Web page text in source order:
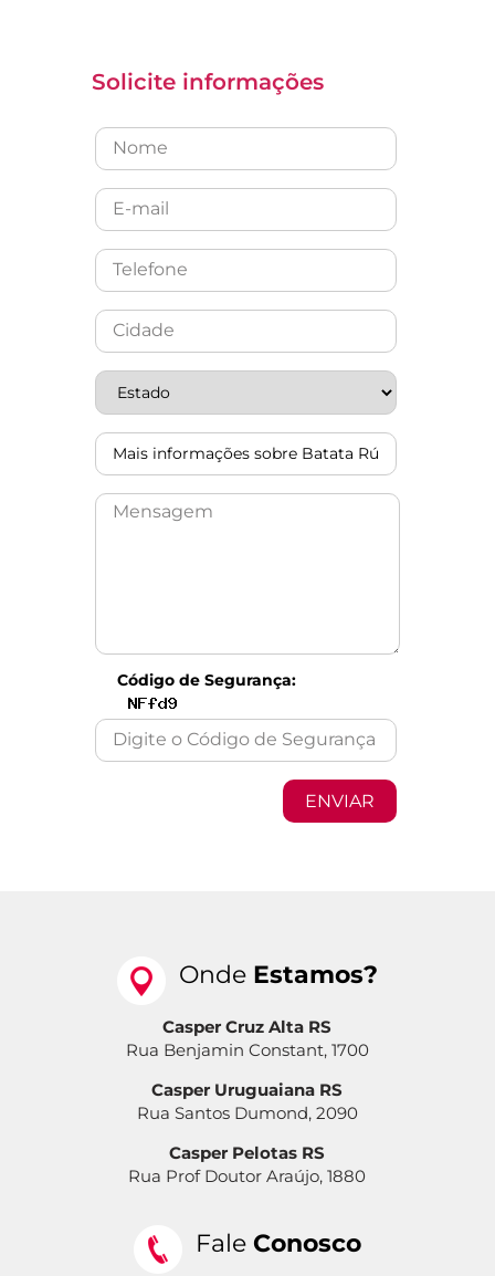
Solicite informações
Código de Segurança:
Onde Estamos?
Casper Cruz Alta RS
Rua Benjamin Constant, 1700
Casper Uruguaiana RS
Rua Santos Dumond, 2090
Casper Pelotas RS
Rua Prof Doutor Araújo, 1880
Fale Conosco